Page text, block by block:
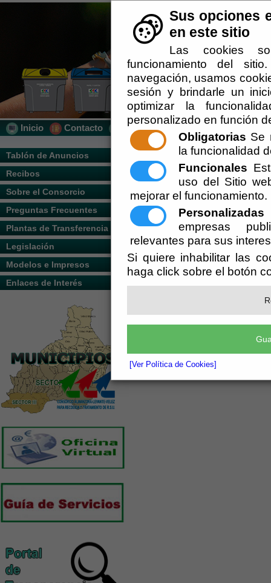
Sus opciones
en este sitio
Las cookies
funcionamiento del
navegación, usamos
sesión y brindarle un
optimizar la
personalizado en función
Obligatorias Se
la funcionalidad
Funcionales
uso del Sitio
mejorar el funcionamiento.
Personalizadas
empresas
relevantes para sus
Si quiere inhabilitar las
haga click sobre el botón
[Ver Política de Cookies]
Inicio Contacto Localización
Tablón de Anuncios
Recibos
Sobre el Consorcio
Preguntas Frecuentes
Plantas de Transferencia
Legislación
Modelos e Impresos
Enlaces de Interés
Usted se encuentra aquí:Inicio //
Escuchar